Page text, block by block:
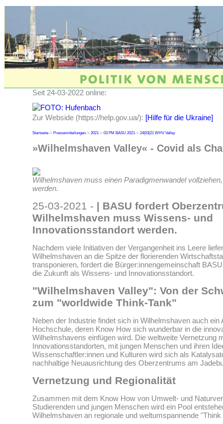
Seit 24-03-2022 online:
Zur Webside (https://help.gov.ua/): [Hilfe für die Ukraine]
Startseite-> Pressemitteilungen-> 2021-> 03 PM BASU 2021-> 24|03|21 WHV Valley
»Wilhelmshaven Valley« - Covid als
Wilhelmshaven muss einen Paradigmenwandel
werden.
25-03-2021 - | BASU fordert
Wilhelmshaven muss Wissens- und
Innovationsstandort werden.
Nachdem viele Initiativen der Vergangenheit ins Leere
Wilhelmshaven an die Spitze der florierenden
transponieren, fordert die Bürger:innengemeinschaft
die Zukunft als Wissens- und Innovationsstandort.
"Wilhelmshaven Valley": Von der
zum "worldwide Think-Tank"
Neben der Industrie findet sich in Wilhelmshaven auch ein
Hochschule, deren Know How sich wunderbar in die
Wilhelmshavens einfügen wird. Die weltweite Vernetzung
Innovationsstandorten, mit jungen Menschen und ihren
Wissenschaftler:innen und Kulturen wird sich als
nachhaltige Neuausrichtung des Oberzentrums am
Vernetzung und Regionalität
Zusammen mit dem Know How von Umwelt- und
Studierenden und jungen Menschen wird ein Pool
Wilhelmshaven an regionale und weltumspannende